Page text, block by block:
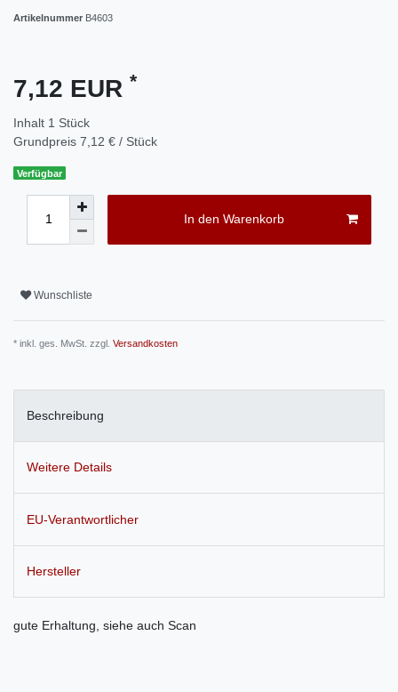
Artikelnummer B4603
7,12 EUR *
Inhalt 1 Stück
Grundpreis 7,12 € / Stück
Verfügbar
In den Warenkorb
Wunschliste
* inkl. ges. MwSt. zzgl. Versandkosten
Beschreibung
Weitere Details
EU-Verantwortlicher
Hersteller
gute Erhaltung, siehe auch Scan